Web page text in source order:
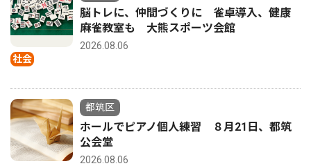
社会
脳トレに、仲間づくりに 雀卓導入、健康
麻雀教室も 大熊スポーツ会館
2026.08.06
都筑区
ホールでピアノ個人練習 ８月21日、都筑
公会堂
2026.08.06